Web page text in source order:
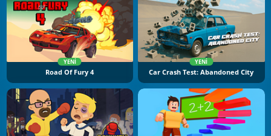
YENI
Road Of Fury 4
YENI
Car Crash Test: Abandoned City